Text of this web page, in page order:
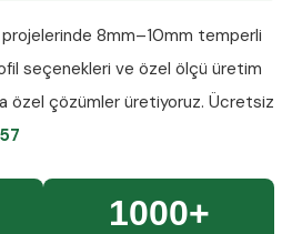
8mm–10mm temperli
seçenekleri ve özel ölçü üretim
özel çözümler üretiyoruz. Ücretsiz
1000+